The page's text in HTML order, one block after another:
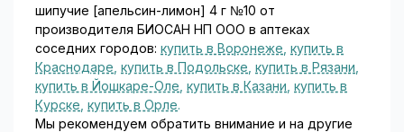
шипучие [апельсин-лимон] 4 г №10 от
производителя БИОСАН НП ООО в аптеках
соседних городов: купить в Воронеже купить в
Краснодаре купить в Подольске купить в Рязани
купить в Йошкаре-Оле купить в Казани купить в
Курске купить в Орле.
Мы рекомендуем обратить внимание и на другие